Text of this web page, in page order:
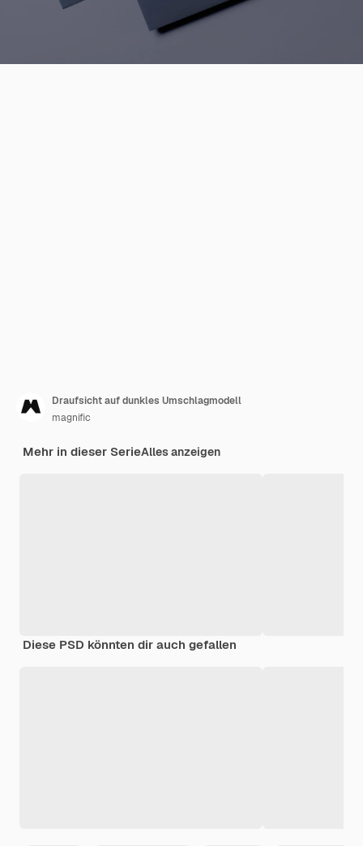
Draufsicht auf dunkles Umschlagmodell
magnific
Mehr in dieser SerieAlles anzeigen
Diese PSD könnten dir auch gefallen